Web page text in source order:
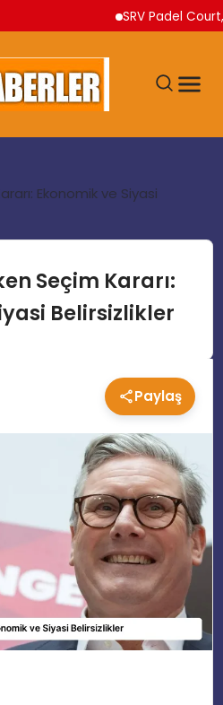
SRV Padel Court,
Ekonomik ve Siyasi
Seçim Kararı:
Belirsizlikler
Paylaş